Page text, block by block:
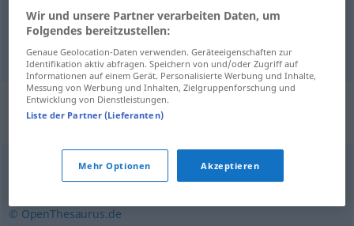
uyruk, tabiyet,vatandaşlık Staatsangehörigkeit
Synonyme für
"Staatsangehörigkeit"
Nationalität
© OpenThesaurus.de
Wir und unsere Partner verarbeiten Daten, um
Folgendes bereitzustellen:
Genaue Geolocation-Daten verwenden. Geräteeigenschaften zur
Identifikation aktiv abfragen. Speichern von und/oder Zugriff auf
Informationen auf einem Gerät. Personalisierte Werbung und Inhalte,
Messung von Werbung und Inhalten, Zielgruppenforschung und
Entwicklung von Dienstleistungen.
Liste der Partner (Lieferanten)
Mehr Optionen Akzeptieren